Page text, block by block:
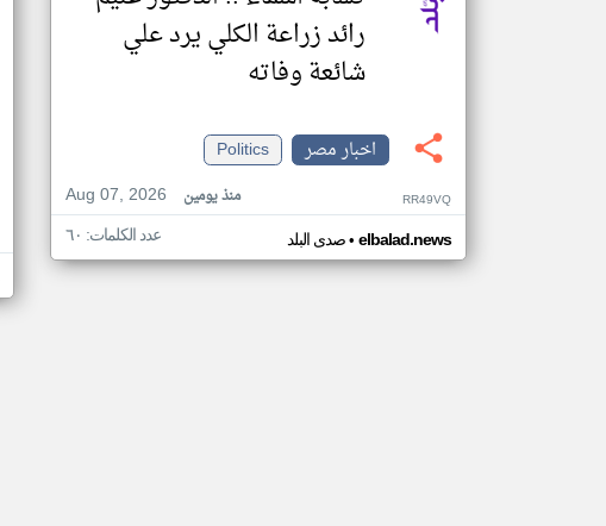
رائد زراعة الكلي يرد علي
شائعة وفاته
اخبار مصر
Politics
Aug 07, 2026
منذ يومين RR49VQ
صدى البلد• elbalad.news عدد الكلمات: ٦٠